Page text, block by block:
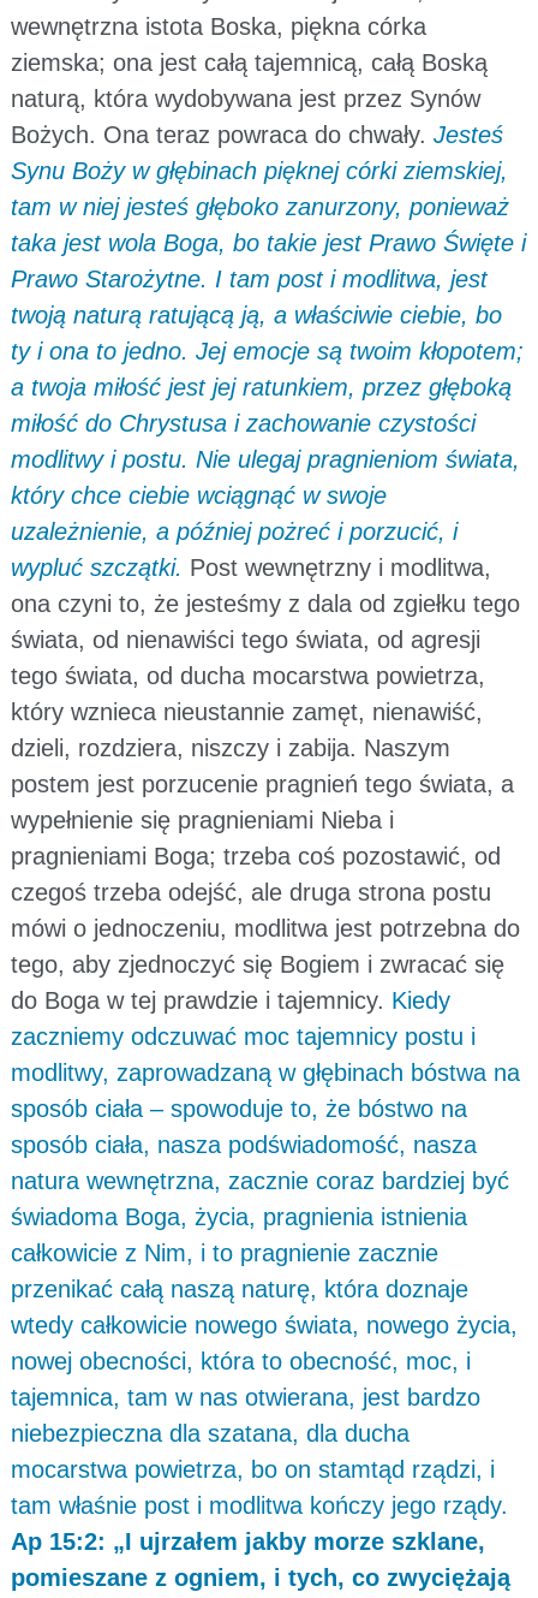
wewnętrzna istota Boska, piękna córka
ziemska; ona jest całą tajemnicą, całą Boską
naturą, która wydobywana jest przez Synów
Bożych. Ona teraz powraca do chwały. Jesteś
Synu Boży w głębinach pięknej córki ziemskiej,
tam w niej jesteś głęboko zanurzony, ponieważ
taka jest wola Boga, bo takie jest Prawo Święte i
Prawo Starożytne. I tam post i modlitwa, jest
twoją naturą ratującą ją, a właściwie ciebie, bo
ty i ona to jedno. Jej emocje są twoim kłopotem;
a twoja miłość jest jej ratunkiem, przez głęboką
miłość do Chrystusa i zachowanie czystości
modlitwy i postu. Nie ulegaj pragnieniom świata,
który chce ciebie wciągnąć w swoje
uzależnienie, a później pożreć i porzucić, i
wypluć szczątki. Post wewnętrzny i modlitwa,
ona czyni to, że jesteśmy z dala od zgiełku tego
świata, od nienawiści tego świata, od agresji
tego świata, od ducha mocarstwa powietrza,
który wznieca nieustannie zamęt, nienawiść,
dzieli, rozdziera, niszczy i zabija. Naszym
postem jest porzucenie pragnień tego świata, a
wypełnienie się pragnieniami Nieba i
pragnieniami Boga; trzeba coś pozostawić, od
czegoś trzeba odejść, ale druga strona postu
mówi o jednoczeniu, modlitwa jest potrzebna do
tego, aby zjednoczyć się Bogiem i zwracać się
do Boga w tej prawdzie i tajemnicy. Kiedy
zaczniemy odczuwać moc tajemnicy postu i
modlitwy, zaprowadzaną w głębinach bóstwa na
sposób ciała – spowoduje to, że bóstwo na
sposób ciała, nasza podświadomość, nasza
natura wewnętrzna, zacznie coraz bardziej być
świadoma Boga, życia, pragnienia istnienia
całkowicie z Nim, i to pragnienie zacznie
przenikać całą naszą naturę, która doznaje
wtedy całkowicie nowego świata, nowego życia,
nowej obecności, która to obecność, moc, i
tajemnica, tam w nas otwierana, jest bardzo
niebezpieczna dla szatana, dla ducha
mocarstwa powietrza, bo on stamtąd rządzi, i
tam właśnie post i modlitwa kończy jego rządy.
Ap 15:2: „I ujrzałem jakby morze szklane,
pomieszane z ogniem, i tych, co zwyciężają